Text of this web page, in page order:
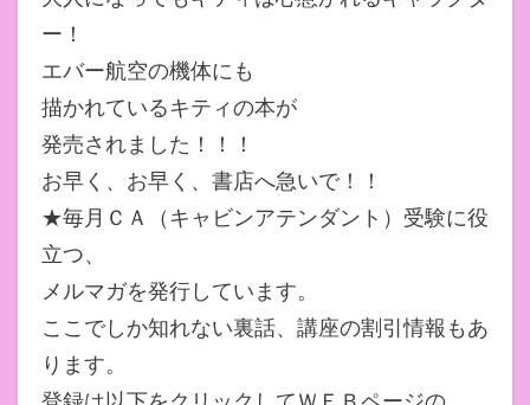
ー！
エバー航空の機体にも
描かれているキティの本が
発売されました！！！
お早く、お早く、書店へ急いで！！
★毎月ＣＡ（キャビンアテンダント）受験に役
立つ、
メルマガを発行しています。
ここでしか知れない裏話、講座の割引情報もあ
ります。